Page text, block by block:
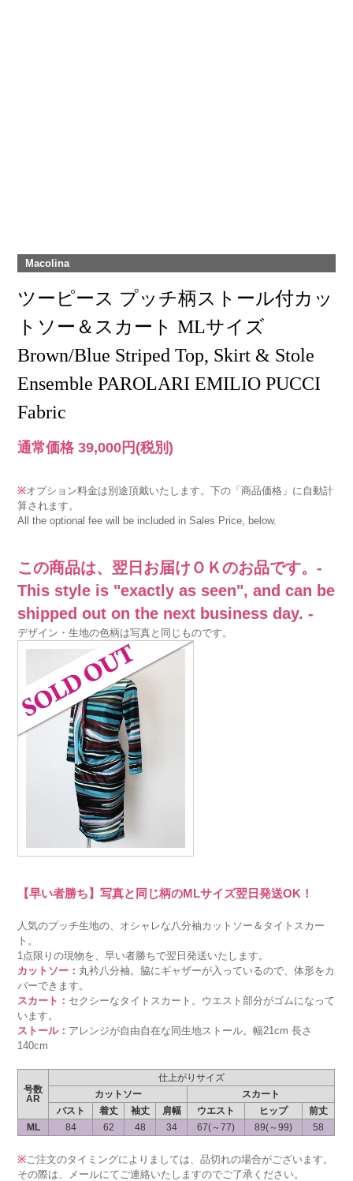
Macolina
ツーピース プッチ柄ストール付カッ
トソー＆スカート MLサイズ
Brown/Blue Striped Top, Skirt & Stole
Ensemble PAROLARI EMILIO PUCCI
Fabric
通常価格 39,000円 (税別)
※オプション料金は別途頂戴いたします。下の「商品価格」に自動計
算されます。
All the optional fee will be included in Sales Price, below.
この商品は、翌日お届けＯＫのお品です。-
This style is "exactly as seen", and can be
shipped out on the next business day. -
デザイン・生地の色柄は写真と同じものです。
【早い者勝ち】写真と同じ柄のMLサイズ翌日発送OK！
人気のプッチ生地の、オシャレな八分袖カットソー＆タイトスカー
ト。
1点限りの現物を、早い者勝ちで翌日発送いたします。
カットソー： 丸衿八分袖。脇にギャザーが入っているので、体形をカ
バーできます。
スカート： セクシーなタイトスカート。ウエスト部分がゴムになって
います。
ストール： アレンジが自由自在な同生地ストール。幅21cm 長さ
140cm
号数
AR
仕上がりサイズ
カットソー
スカート
バスト
着丈 袖丈 肩幅 ウエスト ヒップ
前丈
ML
84 62 48 34 67(～77) 89(～99) 58
※ ご注文のタイミングによりましては、品切れの場合がございます。
その際は、メールにてご連絡いたしますのでご了承ください。